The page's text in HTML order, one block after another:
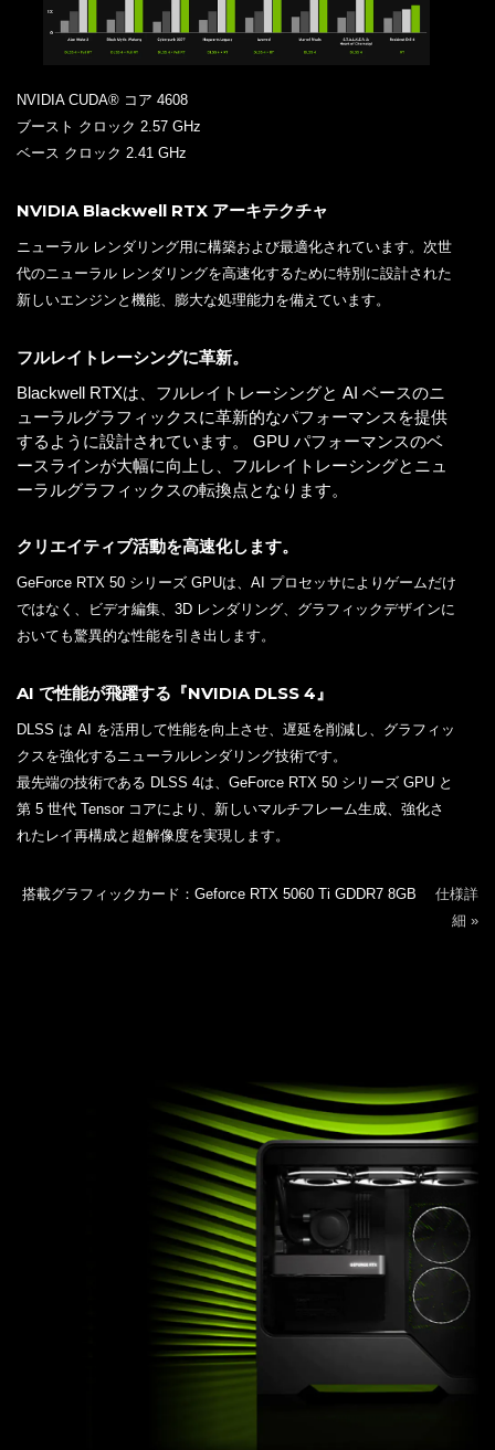
NVIDIA CUDA® コア 4608
ブースト クロック 2.57 GHz
ベース クロック 2.41 GHz
NVIDIA Blackwell RTX アーキテクチャ
ニューラル レンダリング用に構築および最適化されています。次世
代のニューラル レンダリングを高速化するために特別に設計された
新しいエンジンと機能、膨大な処理能力を備えています。
フルレイトレーシングに革新。
Blackwell RTXは、フルレイトレーシングと AI ベースのニ
ューラルグラフィックスに革新的なパフォーマンスを提供
するように設計されています。 GPU パフォーマンスのベ
ースラインが大幅に向上し、フルレイトレーシングとニュ
ーラルグラフィックスの転換点となります。
クリエイティブ活動を高速化します。
GeForce RTX 50 シリーズ GPUは、AI プロセッサによりゲームだけ
ではなく、ビデオ編集、3D レンダリング、グラフィックデザインに
おいても驚異的な性能を引き出します。
AI で性能が飛躍する『NVIDIA DLSS 4』
DLSS は AI を活用して性能を向上させ、遅延を削減し、グラフィッ
クスを強化するニューラルレンダリング技術です。
最先端の技術である DLSS 4は、GeForce RTX 50 シリーズ GPU と
第 5 世代 Tensor コアにより、新しいマルチフレーム生成、強化さ
れたレイ再構成と超解像度を実現します。
搭載グラフィックカード：Geforce RTX 5060 Ti GDDR7 8GB 仕様詳
細 »